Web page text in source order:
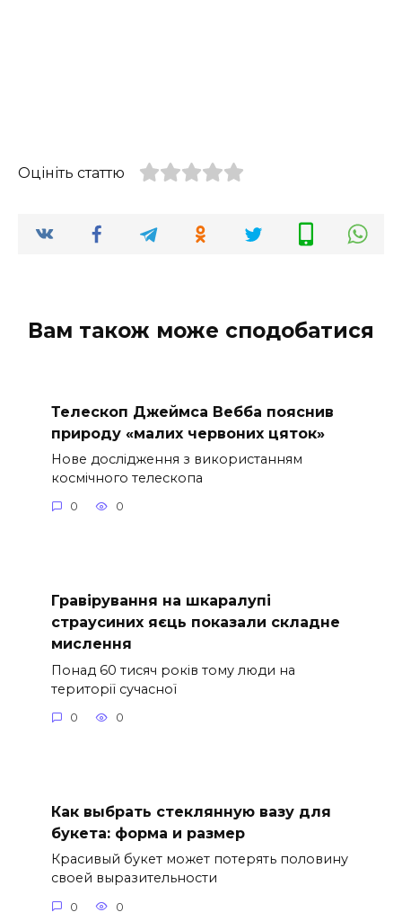
Оцініть статтю
Вам також може сподобатися
Телескоп Джеймса Вебба пояснив
природу «малих червоних цяток»
Нове дослідження з використанням
космічного телескопа
0 0
Гравірування на шкаралупі
страусиних яєць показали складне
мислення
Понад 60 тисяч років тому люди на
території сучасної
0 0
Как выбрать стеклянную вазу для
букета: форма и размер
Красивый букет может потерять половину
своей выразительности
0 0